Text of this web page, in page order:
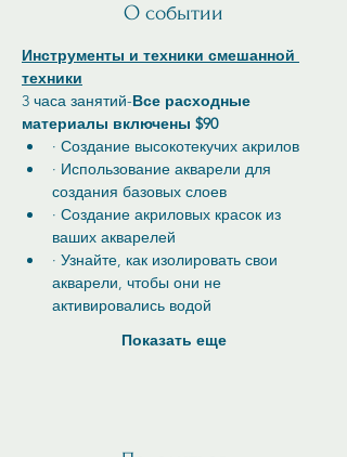
О событии
Инструменты и техники смешанной
техники
3 часа занятий-Все расходные
материалы включены $90
· Создание высокотекучих акрилов
· Использование акварели для
создания базовых слоев
· Создание акриловых красок из
ваших акварелей
· Узнайте, как изолировать свои
акварели, чтобы они не
активировались водой
Показать еще